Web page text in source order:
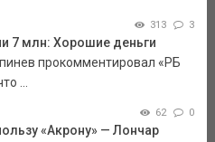
313 3
7 млн: Хорошие деньги
прокомментировал «РБ
...
62 0
«Акрону» — Лончар